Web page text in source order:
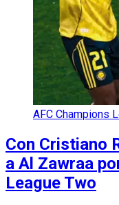
AFC Champions
Con Cristiano
a Al Zawraa
League Two